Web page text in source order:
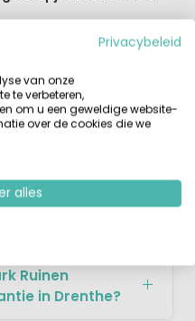
die je te voet of per
leuke stadjes te
Giethoorn,
wat anders doen.
genieten van de
over EuroParcs
Ruinen
in Drenthe?
Privacybeleid
van onze
te verbeteren,
om u een geweldige website-
over de cookies die we
alles